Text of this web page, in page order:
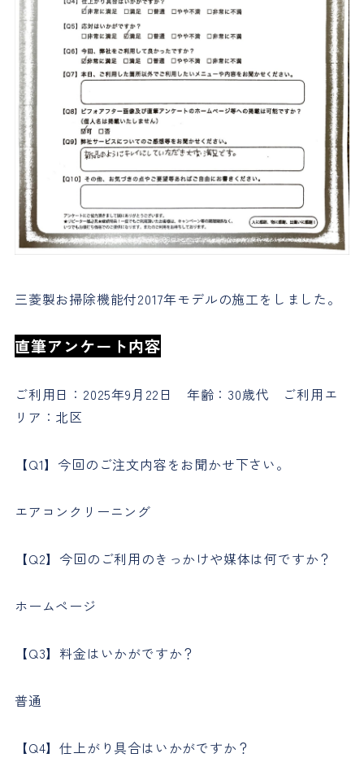
三菱製お掃除機能付2017年モデルの施工をしました。
直筆アンケート内容
ご利用日：2025年9月22日 年齢：30歳代 ご利用エ
リア：北区
【Q1】今回のご注文内容をお聞かせ下さい。
エアコンクリーニング
【Q2】今回のご利用のきっかけや媒体は何ですか？
ホームページ
【Q3】料金はいかがですか？
普通
【Q4】仕上がり具合はいかがですか？